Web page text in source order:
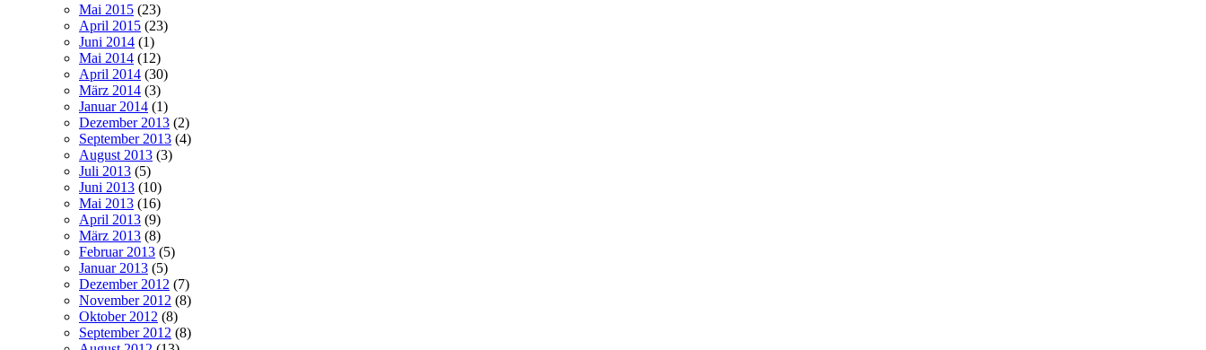
Mai 2015 (23)
April 2015 (23)
Juni 2014 (1)
Mai 2014 (12)
April 2014 (30)
März 2014 (3)
Januar 2014 (1)
Dezember 2013 (2)
September 2013 (4)
August 2013 (3)
Juli 2013 (5)
Juni 2013 (10)
Mai 2013 (16)
April 2013 (9)
März 2013 (8)
Februar 2013 (5)
Januar 2013 (5)
Dezember 2012 (7)
November 2012 (8)
Oktober 2012 (8)
September 2012 (8)